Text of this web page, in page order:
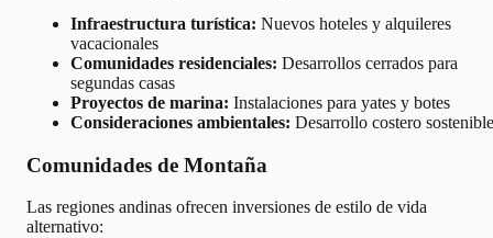
Infraestructura turística: Nuevos hoteles y alquileres
vacacionales
Comunidades residenciales: Desarrollos cerrados para
segundas casas
Proyectos de marina: Instalaciones para yates y botes
Consideraciones ambientales: Desarrollo costero sostenible
Comunidades de Montaña
Las regiones andinas ofrecen inversiones de estilo de vida
alternativo: